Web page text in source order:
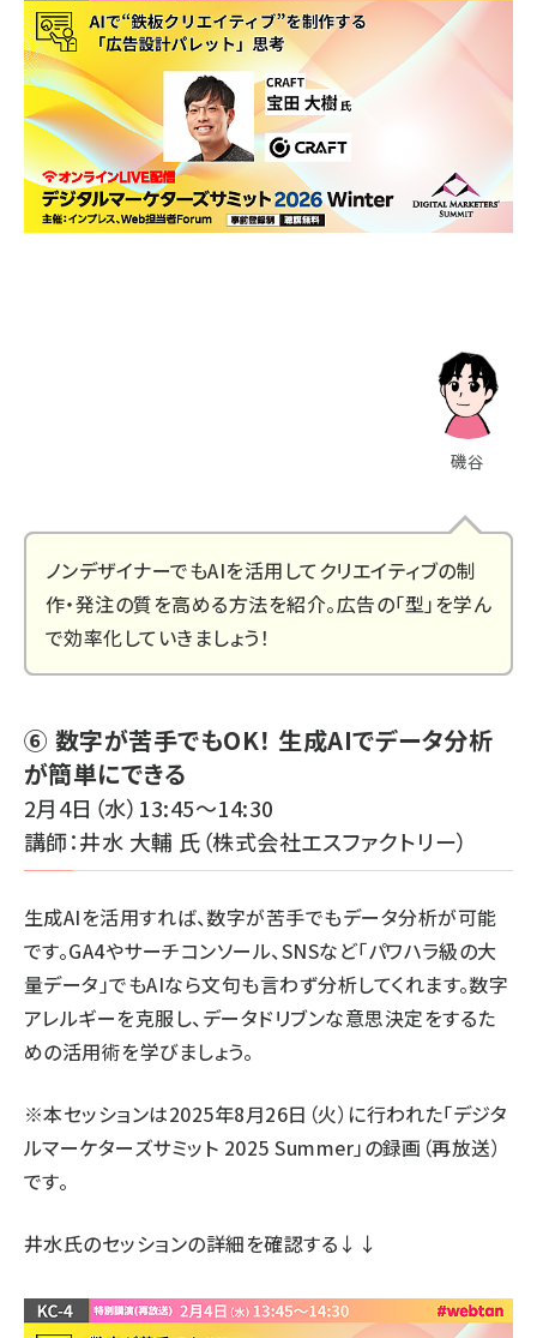
磯谷
ノンデザイナーでもAIを活用してクリエイティブの制
作・発注の質を高める方法を紹介。広告の「型」を学ん
で効率化していきましょう！
⑥ 数字が苦手でもOK！ 生成AIでデータ分析
が簡単にできる
2月4日（水）13:45～14:30
講師：井水 大輔 氏（株式会社エスファクトリー）
生成AIを活用すれば、数字が苦手でもデータ分析が可能
です。GA4やサーチコンソール、SNSなど「パワハラ級の大
量データ」でもAIなら文句も言わず分析してくれます。数字
アレルギーを克服し、データドリブンな意思決定をするた
めの活用術を学びましょう。
※本セッションは2025年8月26日（火）に行われた「デジタ
ルマーケターズサミット 2025 Summer」の録画（再放送）
です。
井水氏のセッションの詳細を確認する↓↓